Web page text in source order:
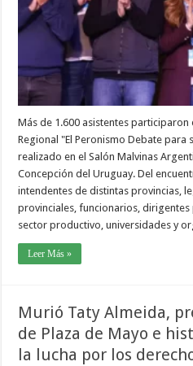
Más de 1.600 asistentes participaron
Regional "El Peronismo Debate para
realizado en el Salón Malvinas
Concepción del Uruguay. Del
intendentes de distintas provincias,
provinciales, funcionarios,
sector productivo, universidades y
Leer Más »
Murió Taty Almeida,
de Plaza de Mayo e
la lucha por los